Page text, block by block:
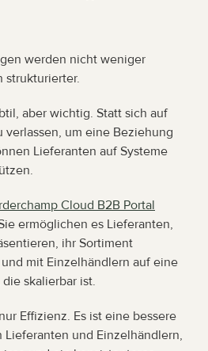
werden nicht weniger
strukturierter.
aber wichtig. Statt sich auf
um eine Beziehung
Lieferanten auf Systeme
Cloud B2B Portal
ermöglichen es Lieferanten,
ihr Sortiment
mit Einzelhändlern auf eine
skalierbar ist.
Effizienz. Es ist eine bessere
und Einzelhändlern,